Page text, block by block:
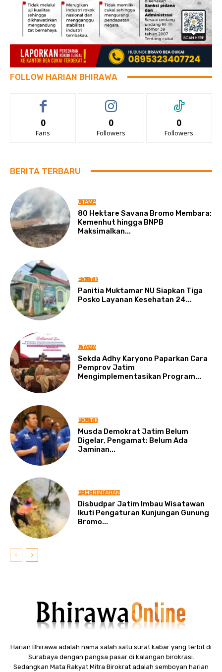
FOLLOW HARIAN BHIRAWA
0
Fans
0
Followers
0
Followers
BERITA TERBARU
UTAMA
80 Hektare Savana Bromo Membara:
Kemenhut hingga BNPB
Maksimalkan...
POLITIK
Panitia Muktamar NU Siapkan Tiga
Posko Layanan Kesehatan 24...
UTAMA
Sekda Adhy Karyono Paparkan Cara
Pemprov Jatim
Mengimplementasikan Program...
POLITIK
Musda Demokrat Jatim Belum
Digelar, Pengamat: Belum Ada
Jaminan...
PEMERINTAHAN
Disbudpar Jatim Imbau Wisatawan
Ikuti Pengaturan Kunjungan Gunung
Bromo...
Harian Bhirawa adalah nama salah satu surat kabar yang terbit di
Surabaya dengan pangsa pasar di kalangan birokrasi.
Sedangkan Mata Rakyat Mitra Birokrat adalah semboyan harian